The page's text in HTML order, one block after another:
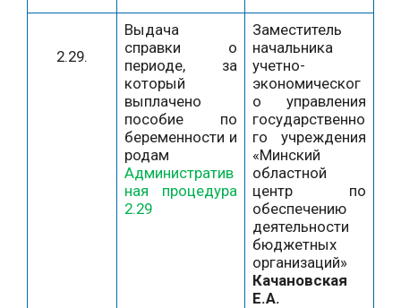
2.29.
Выдача
справки о
периоде, за
который
выплачено
пособие по
беременности и
родам
Административ
ная процедура
2.29
Заместитель
начальника
учетно-
экономическог
о управления
государственно
го учреждения
«Минский
областной
центр по
обеспечению
деятельности
бюджетных
организаций»
Качановская
Е.А.